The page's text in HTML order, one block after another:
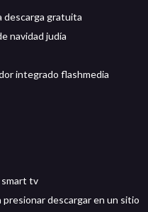
descarga gratuita
navidad judía
integrado flashmedia
smart tv
descargar en un sitio